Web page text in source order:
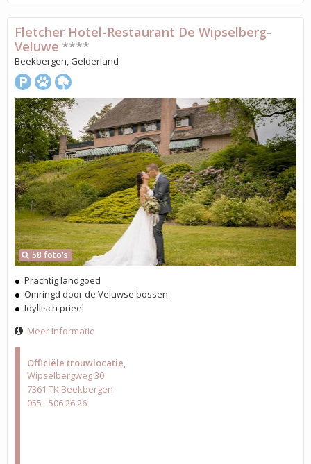
Officiële trouwlocatie
Wipselbergweg 30
7361 TK Beekbergen
055 - 506 26 26
58 foto's
Fletcher Hotel-Restaurant De Wipselberg-
Veluwe ****
Beekbergen, Gelderland
Prachtig landgoed
Omringd door de Veluwse bossen
Idyllisch prieel
Meer informatie